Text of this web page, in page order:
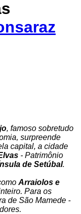
, famoso sobretudo
surpreende
capital, a cidade
- Patrimônio
de Setúbal.
Arraiolos e
Para os
de São Mamede -